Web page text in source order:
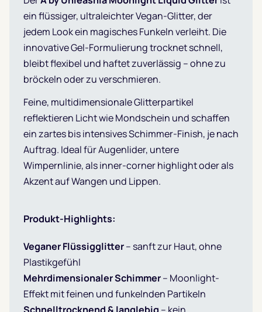
ein flüssiger, ultraleichter Vegan-Glitter, der
jedem Look ein magisches Funkeln verleiht. Die
innovative Gel-Formulierung trocknet schnell,
bleibt flexibel und haftet zuverlässig – ohne zu
bröckeln oder zu verschmieren.
Feine, multidimensionale Glitterpartikel
reflektieren Licht wie Mondschein und schaffen
ein zartes bis intensives Schimmer-Finish, je nach
Auftrag. Ideal für Augenlider, untere
Wimpernlinie, als inner-corner highlight oder als
Akzent auf Wangen und Lippen.
Produkt-Highlights:
Veganer Flüssigglitter– sanft zur Haut, ohne
Plastikgefühl
Mehrdimensionaler Schimmer– Moonlight-
Effekt mit feinen und funkelnden Partikeln